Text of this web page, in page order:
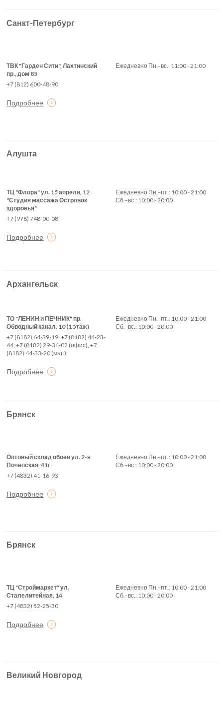
Санкт-Петербург
ТВК "Гарден Сити", Лахтинский
пр., дом 85
+7 (812) 600-48-90
Подробнее
Ежедневно Пн.–вс.: 11:00 - 21:00
Алушта
ТЦ "Флора" ул. 15 апреля, 12
"Студия массажа Островок
здоровья"
+7 (978) 748-00-08
Подробнее
Ежедневно Пн.–пт.: 10:00 - 21:00
Сб.–вс.: 10:00 - 20:00
Архангельск
ТО "ЛЕНИН и ПЕЧНИК" пр.
Обводный канал, 10 (1 этаж)
+7 (8182) 64-39-19, +7 (8182) 44-23-
44, +7 (8182) 29-34-02 (офис), +7
(8182) 44-33-20 (маг.)
Подробнее
Ежедневно Пн.–пт.: 10:00 - 21:00
Сб.–вс.: 10:00 - 20:00
Брянск
Оптовый склад обоев ул. 2-я
Почепская, 41г
+7 (4832) 41-16-93
Подробнее
Ежедневно Пн.–пт.: 10:00 - 21:00
Сб.–вс.: 10:00 - 20:00
Брянск
ТЦ "Строймаркет" ул.
Сталелитейная, 14
+7 (4832) 52-25-30
Подробнее
Ежедневно Пн.–пт.: 10:00 - 21:00
Сб.–вс.: 10:00 - 20:00
Великий Новгород